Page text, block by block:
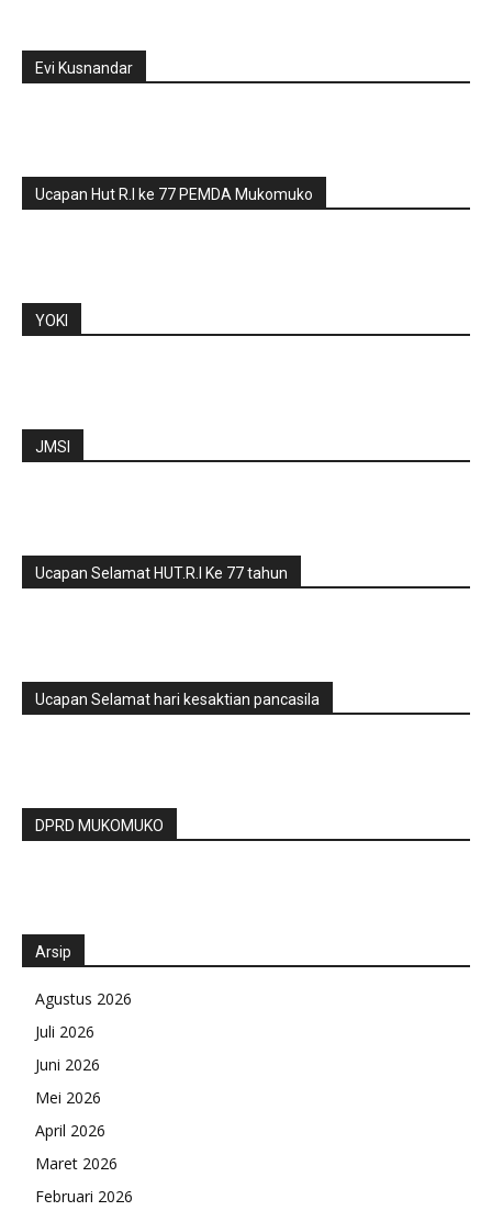
Evi Kusnandar
Ucapan Hut R.I ke 77 PEMDA Mukomuko
YOKI
JMSI
Ucapan Selamat HUT.R.I Ke 77 tahun
Ucapan Selamat hari kesaktian pancasila
DPRD MUKOMUKO
Arsip
Agustus 2026
Juli 2026
Juni 2026
Mei 2026
April 2026
Maret 2026
Februari 2026